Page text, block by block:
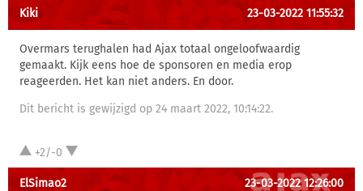
Kiki 23-03-2022 11:55:32
Overmars terughalen had Ajax totaal ongeloofwaardig
gemaakt. Kijk eens hoe de sponsoren en media erop
reageerden. Het kan niet anders. En door.
Dit bericht is gewijzigd op 24 maart 2022, 10:14:22.
+2/-0
ElSimao2 23-03-2022 12:26:00